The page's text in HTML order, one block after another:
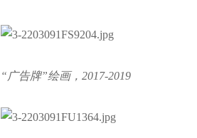
“广告牌”绘画，2017-2019